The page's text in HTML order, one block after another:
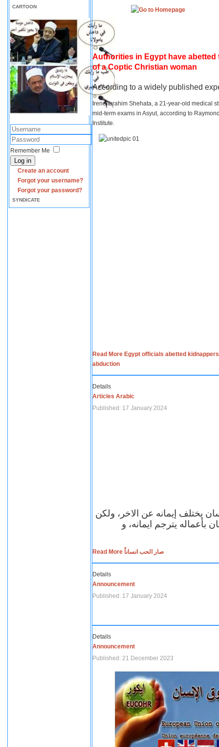
CARTOON
Remember Me
Log in
Create an account
Forgot your username?
Forgot your password?
SYNDICATE
Authorities in Egypt have
of a Coptic Christian woman
According to a widely published
Irene Ibrahim Shehata, a 21-year-old medical
mid-term exams in Asyut, according to
Institute.
Read More Egypt officials abetted
abduction
Details
Articles Arabic
Published: 17 January 2024
يختلف إيمانه عن الاخر، ولكن
بأعماله يترجم ايمانه، و
Read More صار الحب انساناً
Details
Announcement
Published: 17 January 2024
Details
Announcement
Published: 21 December 2023